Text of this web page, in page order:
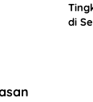
di